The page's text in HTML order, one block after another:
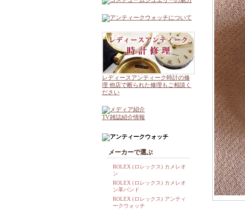
レディースアンティーク時計の修
理 他店で断られた修理もご相談く
ださい
TV雑誌紹介情報
メーカーで選ぶ
ROLEX (ロレックス) カメレオ
ン
ROLEX (ロレックス) カメレオ
ン革バンド
ROLEX (ロレックス) アンティ
ークウォッチ